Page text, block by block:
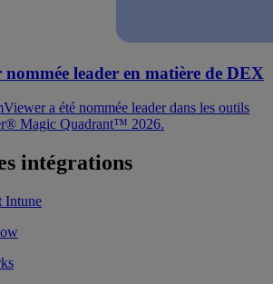
nommée leader en matière de DEX
a été nommée leader dans les outils
Magic Quadrant™ 2026.
intégrations
Intune